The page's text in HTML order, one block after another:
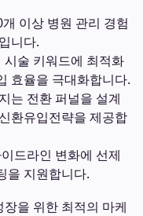
이상 병원 관리 경험
니다.
술 키워드에 최적화
효율을 극대화합니다.
는 전환 퍼널을 설계
환유입전략을 제공합
드라인 변화에 선제
을 지원합니다.
을 위한 최적의 마케